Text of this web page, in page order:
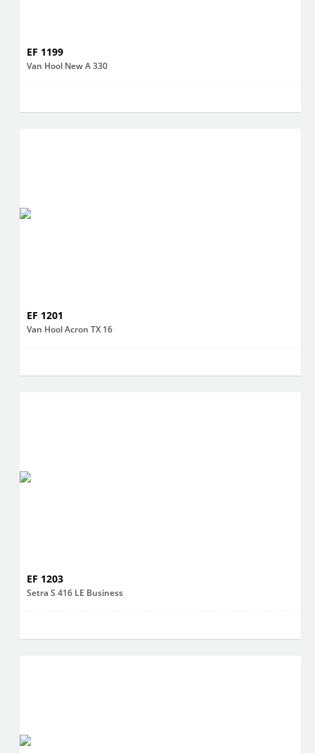
EF 1199
Van Hool New A 330
EF 1201
Van Hool Acron TX 16
EF 1203
Setra S 416 LE Business